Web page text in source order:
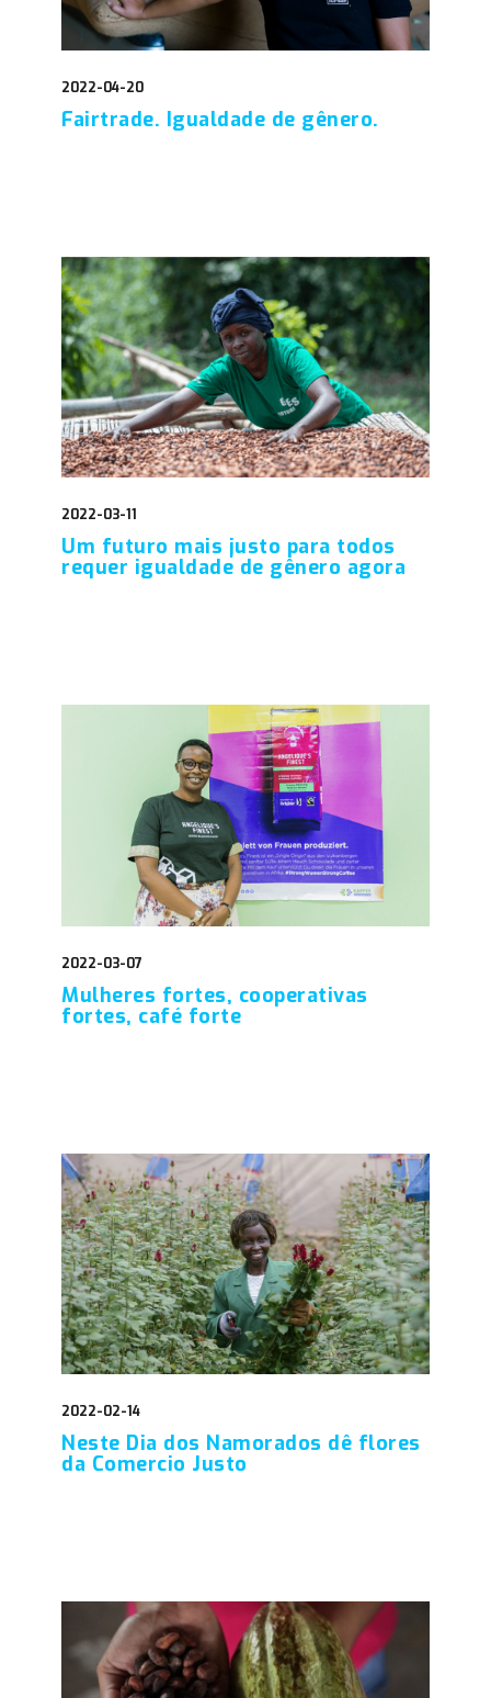
2022-04-20
Fairtrade. Igualdade de gênero.
2022-03-11
Um futuro mais justo para todos
requer igualdade de gênero agora
2022-03-07
Mulheres fortes, cooperativas
fortes, café forte
2022-02-14
Neste Dia dos Namorados dê flores
da Comercio Justo